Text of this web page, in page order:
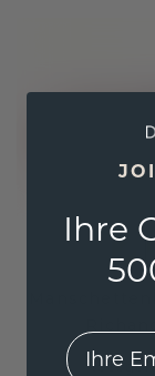
Roségold
Ihre
EMail